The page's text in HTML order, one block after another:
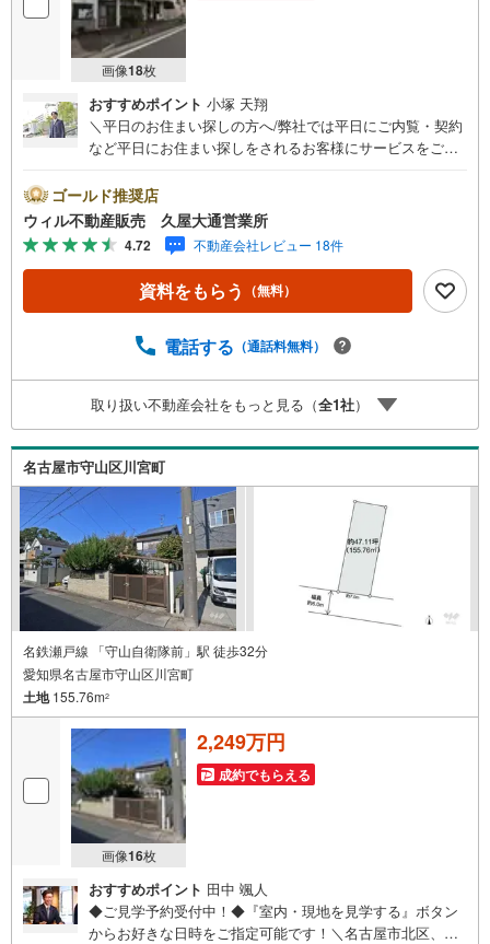
画像18枚
おすすめポイント 小塚 天翔
＼平日のお住まい探しの方へ/弊社では平日にご内覧・契約
など平日にお住まい探しをされるお客様にサービスをご用
時まで”毎日”営業しています。事前にご予約頂きましたら営
業時間外でのご内覧もご対応いたします。＼本物件の他に
も気になる物件がある方へ/不動産業者間で不動産情報が共
有されているので、名古屋市全域や、その他隣接エリアで
もご内覧が可能です！ 【ウィル不動産販売 久屋大通営業
所】◎地下鉄東山線「栄」駅7A出口から徒歩1分、名城線
ズスペースあり◎営業時間 10:00～19:00（定休日無し） 上
軽にご連絡下さい！現地を見学される場合は「室内・現地
を見学する（無料）」ボタンよりご希望の日時をご記入い
ただけますとスムーズにご案内が可能です。
ゴールド推奨店
ウィル不動産販売 久屋大通営業所
4.72 不動産会社レビュー 18件
資料をもらう （無料）
電話する （通話料無料）
取り扱い不動産会社をもっと見る（全1社）
名古屋市守山区川宮町
名鉄瀬戸線 「守山自衛隊前」駅 徒歩32分
愛知県名古屋市守山区川宮町
土地155.76m2
画像16枚
2,249万円
成約でもらえる
おすすめポイント 田中 颯人
◆ご見学予約受付中！◆『室内・現地を見学する』ボタン
からお好きな日時をご指定可能です！＼名古屋市北区、守